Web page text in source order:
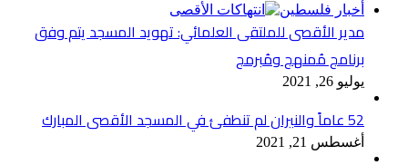
أخبار فلسطين
مدير الأقصى للملتقى العلمائي: تهويد المسجد يتم وفق
برنامج مُمنهج ومُبرمج
يوليو 26, 2021
52 عاماً والنيران لم تنطفئ في المسجد الأقصى المبارك
أغسطس 21, 2021